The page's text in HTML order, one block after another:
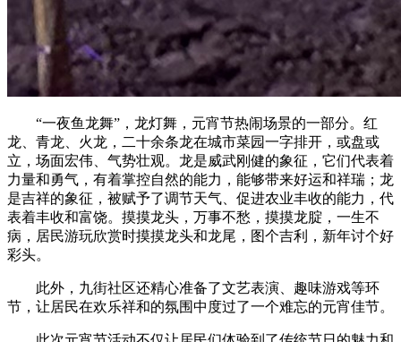
“一夜鱼龙舞”，龙灯舞，元宵节热闹场景的一部分。红
龙、青龙、火龙，二十余条龙在城市菜园一字排开，或盘或
立，场面宏伟、气势壮观。龙是威武刚健的象征，它们代表着
力量和勇气，有着掌控自然的能力，能够带来好运和祥瑞；龙
是吉祥的象征，被赋予了调节天气、促进农业丰收的能力，代
表着丰收和富饶。摸摸龙头，万事不愁，摸摸龙腚，一生不
病，居民游玩欣赏时摸摸龙头和龙尾，图个吉利，新年讨个好
彩头。
此外，九街社区还精心准备了文艺表演、趣味游戏等环
节，让居民在欢乐祥和的氛围中度过了一个难忘的元宵佳节。